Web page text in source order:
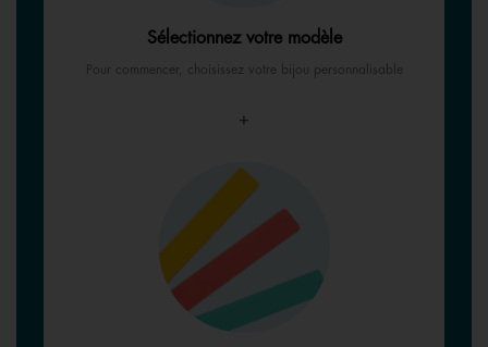
Sélectionnez votre modèle
Pour commencer, choisissez votre bijou personnalisable
+